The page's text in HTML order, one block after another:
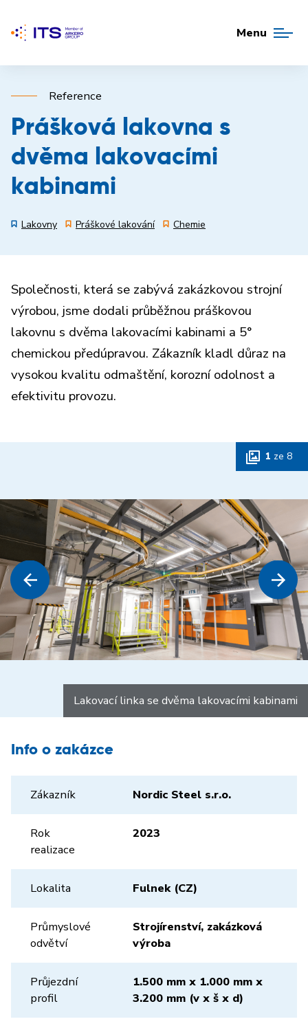
Menu
Reference
Prášková lakovna s
dvěma lakovacími
kabinami
Lakovny Práškové lakování Chemie
Společnosti, která se zabývá zakázkovou strojní
výrobou, jsme dodali průběžnou práškovou
lakovnu s dvěma lakovacími kabinami a 5°
chemickou předúpravou. Zákazník kladl důraz na
vysokou kvalitu odmaštění, korozní odolnost a
efektivitu provozu.
1 ze 8
Lakovací linka se dvěma lakovacími kabinami
Info o zakázce
Zákazník Nordic Steel s.r.o.
Rok
realizace
2023
Lokalita Fulnek (CZ)
Průmyslové
odvětví
Strojírenství, zakázková
výroba
Průjezdní
profil
1.500 mm x 1.000 mm x
3.200 mm (v x š x d)